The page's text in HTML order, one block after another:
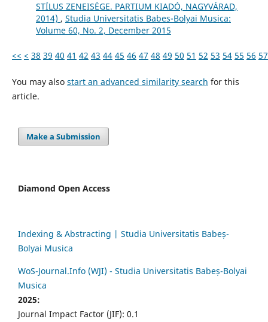
STÍLUS ZENEISÉGE. PARTIUM KIADÓ, NAGYVÁRAD,
2014) , Studia Universitatis Babes-Bolyai Musica:
Volume 60, No. 2, December 2015
<< < 38 39 40 41 42 43 44 45 46 47 48 49 50 51 52 53 54 55 56 57
You may also start an advanced similarity search for this
article.
Make a Submission
Diamond Open Access
Indexing & Abstracting | Studia Universitatis Babeș-
Bolyai Musica
WoS-Journal.Info (WJI) - Studia Universitatis Babeș-Bolyai
Musica
2025:
Journal Impact Factor (JIF): 0.1